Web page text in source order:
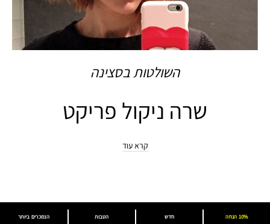
השולטות בסצינה
שרה ניקול פריקט
קרא עוד
הנמכרים ביותר הטבות חדש 10% הנחה